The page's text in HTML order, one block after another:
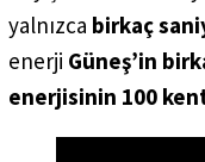
yalnızca birkaç
enerji Güneş’in
enerjisinin 100